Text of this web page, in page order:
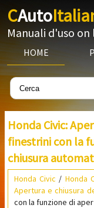
CAuto
Manuali d'uso on
HOME
Honda Civic:
finestrini con la
chiusura
Honda Civic / Honda
Apertura e chiusura
con la funzione di